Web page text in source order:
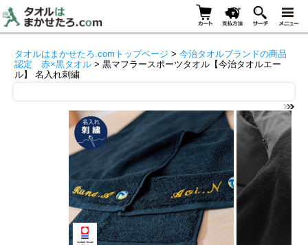
タオルはまかせたろ.comトップページ > 今治タオルブランドの商品
認定 赤×黒タオル > 黒マフラースポーツタオル【今治タオルエー
ル】 名入れ刺繍